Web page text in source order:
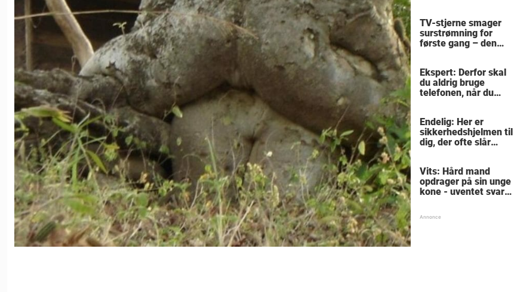
TV-stjerne smager
surstrømning for
første gang – den
skrige af grin
Ekspert: Derfor skal
du aldrig bruge
telefonen, når du
Endelig: Her er
sikkerhedshjelmen til
dig, der ofte slår
Vits: Hård mand
opdrager på sin unge
kone - uventet svar